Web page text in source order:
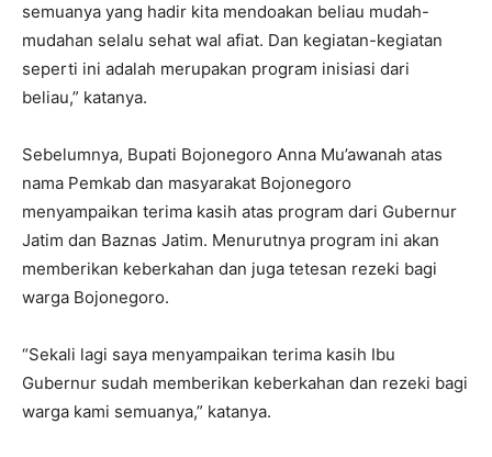
semuanya yang hadir kita mendoakan beliau mudah-
mudahan selalu sehat wal afiat. Dan kegiatan-kegiatan
seperti ini adalah merupakan program inisiasi dari
beliau,” katanya.
Sebelumnya, Bupati Bojonegoro Anna Mu’awanah atas
nama Pemkab dan masyarakat Bojonegoro
menyampaikan terima kasih atas program dari Gubernur
Jatim dan Baznas Jatim. Menurutnya program ini akan
memberikan keberkahan dan juga tetesan rezeki bagi
warga Bojonegoro.
“Sekali lagi saya menyampaikan terima kasih Ibu
Gubernur sudah memberikan keberkahan dan rezeki bagi
warga kami semuanya,” katanya.